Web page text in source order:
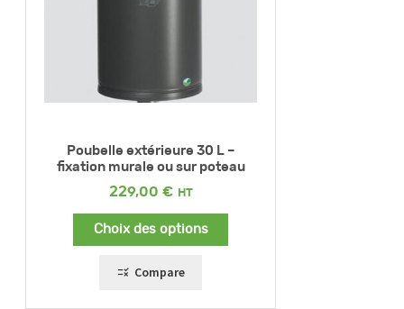
Poubelle extérieure 30 L –
fixation murale ou sur poteau
229,00 €
Choix des options
Compare